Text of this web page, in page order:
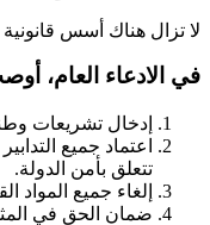
لا تزال هناك أسس
في الادعاء العام،
إدخال تشريعات
اعتماد جميع
تتعلق بأمن الدولة.
إلغاء جميع المواد
ضمان الحق في